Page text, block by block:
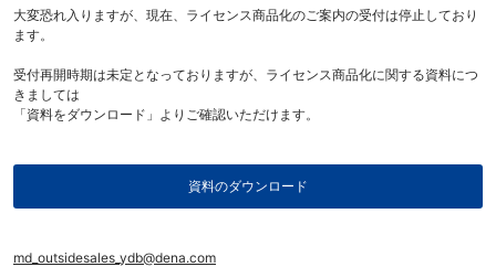
大変恐れ入りますが、現在、ライセンス商品化のご案内の受付は停止しており
ます。
受付再開時期は未定となっておりますが、ライセンス商品化に関する資料につ
きましては
「資料をダウンロード」よりご確認いただけます。
資料のダウンロード
md_outsidesales_ydb@dena.com